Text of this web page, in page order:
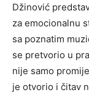
Džinović
za emocionalnu
sa poznatim
se pretvorio u
nije samo
je otvorio i čitav